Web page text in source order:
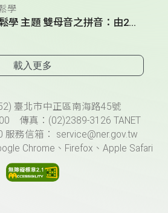
學
越語輕鬆學 主題 雙母音之拼音：由2個母音組成
載入更多
臺北市中正區南海路45號
傳真：(02)2389-3126 TANET
服務信箱： service@ner.gov.tw
Chrome、Firefox、Apple Safari